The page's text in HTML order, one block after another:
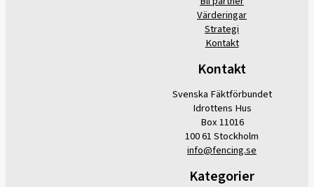
Värderingar
Strategi
Kontakt
Kontakt
Svenska Fäktförbundet
Idrottens Hus
Box 11016
100 61 Stockholm
info@fencing.se
Kategorier